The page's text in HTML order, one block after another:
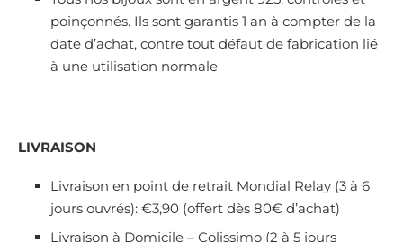
poinçonnés. Ils sont garantis 1 an à compter de la
date d’achat, contre tout défaut de fabrication lié
à une utilisation normale
LIVRAISON
Livraison en point de retrait Mondial Relay (3 à 6
jours ouvrés): €3,90 (offert dès 80€ d’achat)
Livraison à Domicile – Colissimo (2 à 5 jours